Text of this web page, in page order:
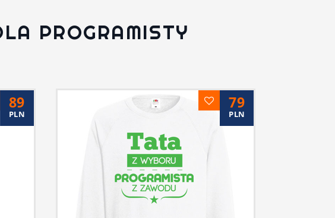
PROGRAMISTY
89
PLN
79
PLN